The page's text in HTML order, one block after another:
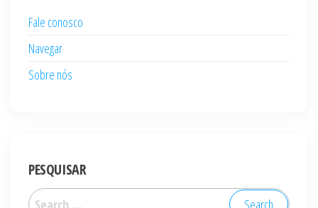
Fale conosco
Navegar
Sobre nós
PESQUISAR
Search